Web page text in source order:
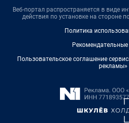
Веб-портал распространяется в виде
действия по установке на стороне
Политика
Пользовательское соглашение
рекламы»